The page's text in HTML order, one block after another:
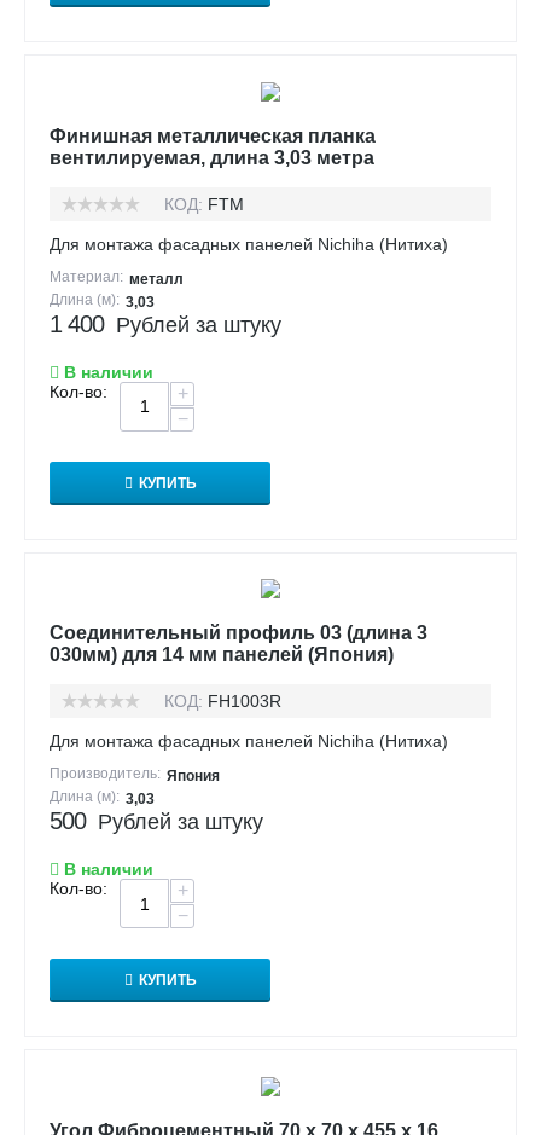
Финишная металлическая планка
вентилируемая, длина 3,03 метра
КОД: FTM
Для монтажа фасадных панелей Nichiha (Нитиха)
Материал: металл
Длина (м): 3,03
1 400 Рублей за штуку
В наличии
Кол-во:
+
−
КУПИТЬ
Соединительный профиль 03 (длина 3
030мм) для 14 мм панелей (Япония)
КОД: FH1003R
Для монтажа фасадных панелей Nichiha (Нитиха)
Производитель: Япония
Длина (м): 3,03
500 Рублей за штуку
В наличии
Кол-во:
+
−
КУПИТЬ
Угол Фиброцементный 70 х 70 х 455 х 16